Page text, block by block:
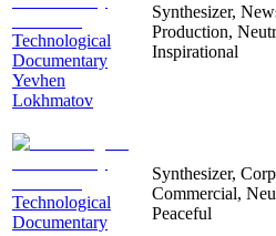
Technological
Documentary
Yevhen
Lokhmatov
Synthesizer,
Production,
Inspirational
Technological
Documentary
Synthesizer,
Commercial,
Peaceful